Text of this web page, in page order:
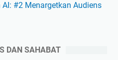
#2 Menargetkan Audiens
DAN SAHABAT